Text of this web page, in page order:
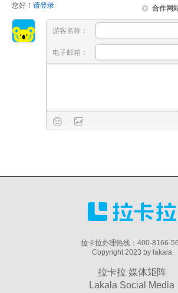
您好！ 请登录 合作网
游客名称：
电子邮箱：
拉卡拉办理热线：400-8166-
Copyright 2023 by lakala
拉卡拉 媒体矩阵
Lakala Social Media